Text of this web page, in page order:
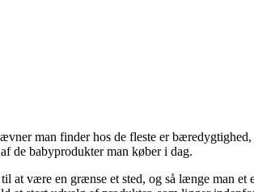
man finder hos de fleste er bæredygtighed,
de babyprodukter man køber i dag.
være en grænse et sted, og så længe man et